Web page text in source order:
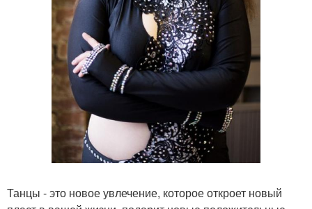
Танцы - это новое увлечение, которое откроет новый